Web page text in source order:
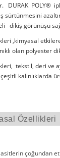
DURAK POLY®
sürtünmesini
dikiş görünüşü
,kimyasal
olan polyester
tekstil, deri ve
kalınlıklarda
Özellikleri
çoğundan